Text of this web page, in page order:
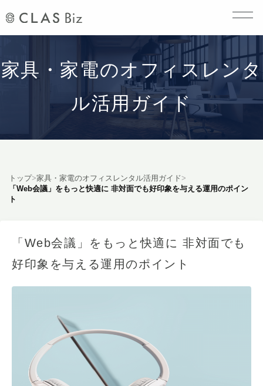
家具・家電のオフィスレンタ
ル活用ガイド
トップ>家具・家電のオフィスレンタル活用ガイド>
「Web会議」をもっと快適に 非対面でも好印象を与える運用のポイン
ト
「Web会議」をもっと快適に 非対面でも
好印象を与える運用のポイント